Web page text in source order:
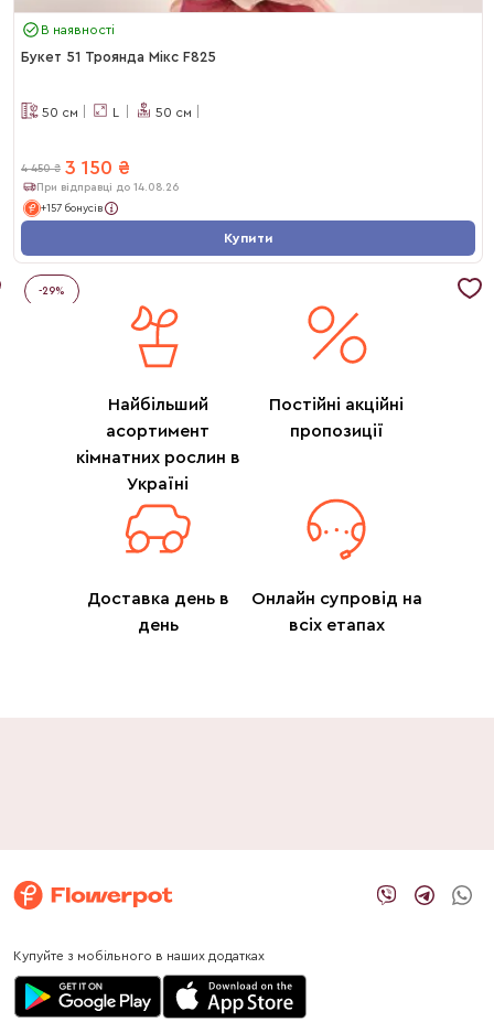
В наявності
Букет 51 Троянда Мікс F825
50 см L 50 см
4 450 ₴ 3 150 ₴
При відправці до 14.08.26
+157 бонусів
Купити
-29%
Найбільший
асортимент
кімнатних рослин в
Україні
Постійні акційні
пропозиції
Доставка день в
день
Онлайн супровід на
всіх етапах
Купуйте з мобільного в наших додатках